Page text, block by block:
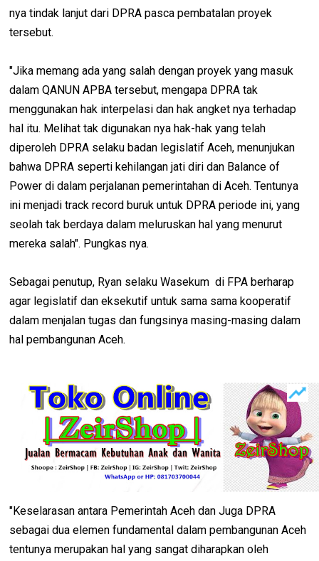
nya tindak lanjut dari DPRA pasca pembatalan proyek
tersebut.
"Jika memang ada yang salah dengan proyek yang masuk
dalam QANUN APBA tersebut, mengapa DPRA tak
menggunakan hak interpelasi dan hak angket nya terhadap
hal itu. Melihat tak digunakan nya hak-hak yang telah
diperoleh DPRA selaku badan legislatif Aceh, menunjukan
bahwa DPRA seperti kehilangan jati diri dan Balance of
Power di dalam perjalanan pemerintahan di Aceh. Tentunya
ini menjadi track record buruk untuk DPRA periode ini, yang
seolah tak berdaya dalam meluruskan hal yang menurut
mereka salah". Pungkas nya.
Sebagai penutup, Ryan selaku Wasekum di FPA berharap
agar legislatif dan eksekutif untuk sama sama kooperatif
dalam menjalan tugas dan fungsinya masing-masing dalam
hal pembangunan Aceh.
"Keselarasan antara Pemerintah Aceh dan Juga DPRA
sebagai dua elemen fundamental dalam pembangunan Aceh
tentunya merupakan hal yang sangat diharapkan oleh